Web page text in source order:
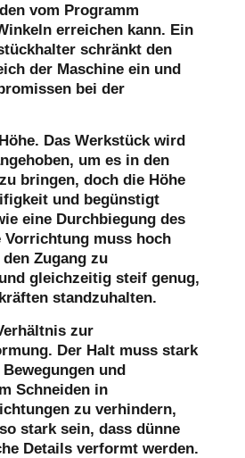
vom Programm
erreichen kann. Ein
schränkt den
der Maschine ein und
bei der
Das Werkstück wird
um es in den
bringen, doch die Höhe
und begünstigt
eine Durchbiegung des
Vorrichtung muss hoch
Zugang zu
gleichzeitig steif genug,
standzuhalten.
zur
Der Halt muss stark
und
Schneiden in
zu verhindern,
stark sein, dass dünne
Details verformt werden.